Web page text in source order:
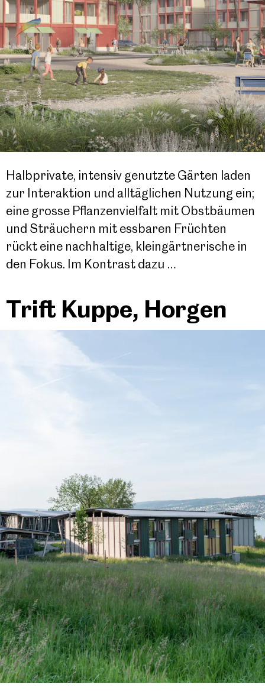
Halbprivate, intensiv genutzte Gärten laden
zur Interaktion und alltäglichen Nutzung ein;
eine grosse Pflanzenvielfalt mit Obstbäumen
und Sträuchern mit essbaren Früchten
rückt eine nachhaltige, kleingärtnerische in
den Fokus. Im Kontrast dazu …
Trift Kuppe, Horgen